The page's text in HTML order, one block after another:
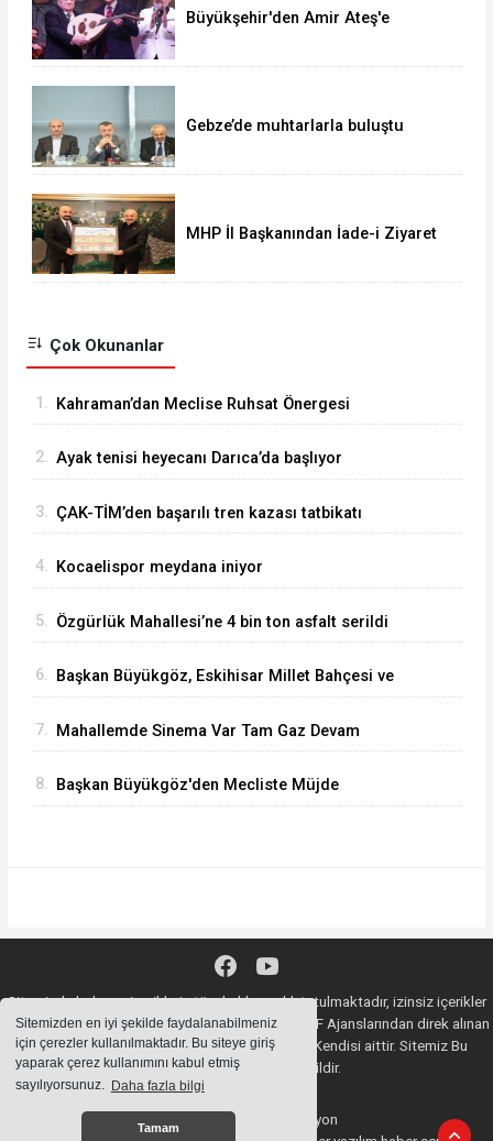
Sitemizden en iyi şekilde faydalanabilmeniz
için çerezler kullanılmaktadır. Bu siteye giriş
yaparak çerez kullanımını kabul etmiş
sayılıyorsunuz. Daha fazla bilgi
Tamam
Büyükşehir'den Amir Ateş'e
Gebze’de muhtarlarla buluştu
MHP İl Başkanından İade-i Ziyaret
Çok Okunanlar
1. Kahraman’dan Meclise Ruhsat Önergesi
2. Ayak tenisi heyecanı Darıca’da başlıyor
3. ÇAK-TİM’den başarılı tren kazası tatbikatı
4. Kocaelispor meydana iniyor
5. Özgürlük Mahallesi’ne 4 bin ton asfalt serildi
6. Başkan Büyükgöz, Eskihisar Millet Bahçesi ve
7. Mahallemde Sinema Var Tam Gaz Devam
8. Başkan Büyükgöz'den Mecliste Müjde
Sitemizde bulunan içeriklerin tüm hakları saklı tutulmaktadır, izinsiz içerikler
kullanılamaz. Copyright 2020© AA, İHA, DHA, İGF Ajanslarından direk alınan
haberlerin YASAL SORUMLULUĞU Ajansların Kendisi aittir. Sitemiz Bu
Haberlerden Sorumlu değildir.
Haber Yazılımı:
Web Aksiyon